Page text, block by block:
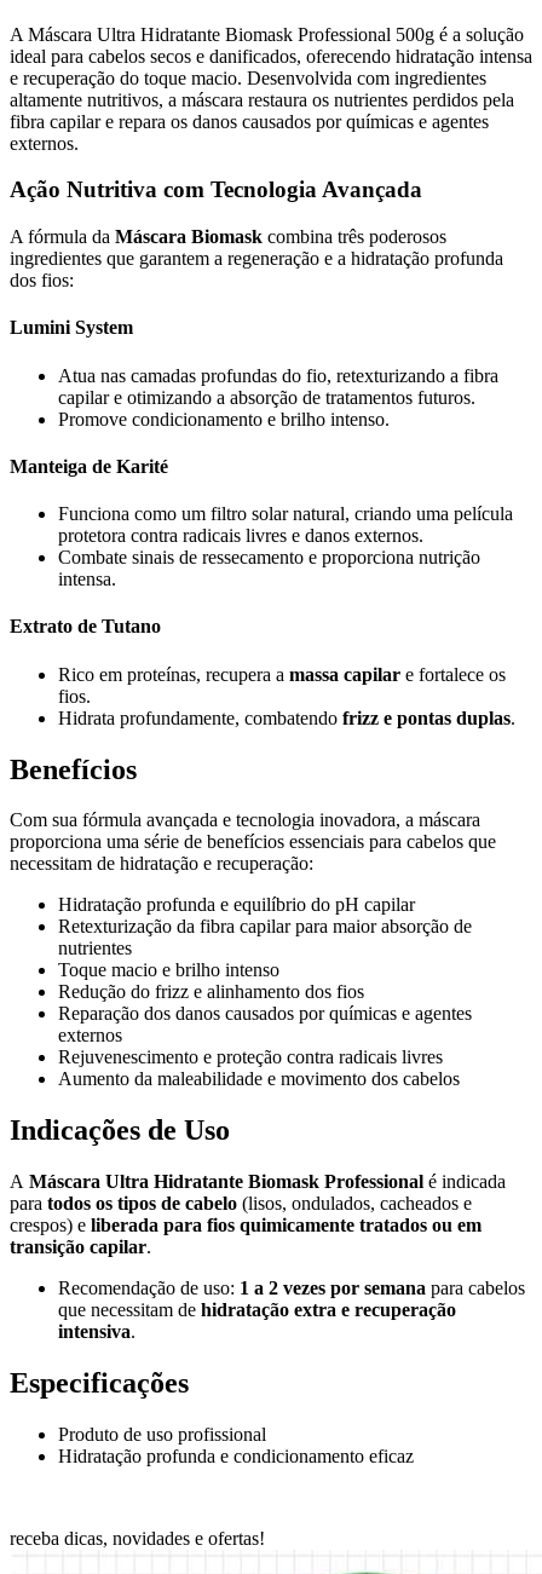
A Máscara Ultra Hidratante Biomask Professional 500g é a solução
ideal para cabelos secos e danificados, oferecendo hidratação intensa
e recuperação do toque macio. Desenvolvida com ingredientes
altamente nutritivos, a máscara restaura os nutrientes perdidos pela
fibra capilar e repara os danos causados por químicas e agentes
externos.
Ação Nutritiva com Tecnologia Avançada
A fórmula da Máscara Biomask combina três poderosos
ingredientes que garantem a regeneração e a hidratação profunda
dos fios:
Lumini System
Atua nas camadas profundas do fio, retexturizando a fibra
capilar e otimizando a absorção de tratamentos futuros.
Promove condicionamento e brilho intenso.
Manteiga de Karité
Funciona como um filtro solar natural, criando uma película
protetora contra radicais livres e danos externos.
Combate sinais de ressecamento e proporciona nutrição
intensa.
Extrato de Tutano
Rico em proteínas, recupera a massa capilar e fortalece os
fios.
Hidrata profundamente, combatendo frizz e pontas duplas.
Benefícios
Com sua fórmula avançada e tecnologia inovadora, a máscara
proporciona uma série de benefícios essenciais para cabelos que
necessitam de hidratação e recuperação:
Hidratação profunda e equilíbrio do pH capilar
Retexturização da fibra capilar para maior absorção de
nutrientes
Toque macio e brilho intenso
Redução do frizz e alinhamento dos fios
Reparação dos danos causados por químicas e agentes
externos
Rejuvenescimento e proteção contra radicais livres
Aumento da maleabilidade e movimento dos cabelos
Indicações de Uso
A Máscara Ultra Hidratante Biomask Professional é indicada
para todos os tipos de cabelo (lisos, ondulados, cacheados e
crespos) e liberada para fios quimicamente tratados ou em
transição capilar.
Recomendação de uso: 1 a 2 vezes por semana para cabelos
que necessitam de hidratação extra e recuperação
intensiva.
Especificações
Produto de uso profissional
Hidratação profunda e condicionamento eficaz
receba dicas, novidades e ofertas!